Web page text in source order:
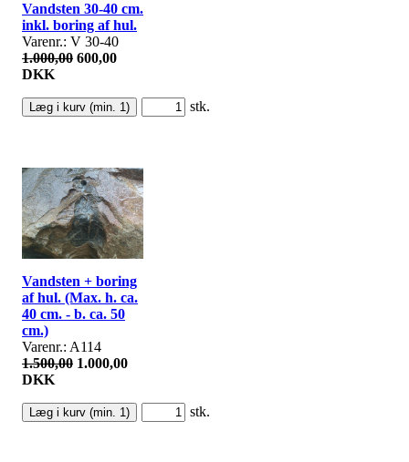
Vandsten 30-40 cm.
inkl. boring af hul.
Varenr.: V 30-40
1.000,00 600,00
DKK
stk.
Vandsten + boring
af hul. (Max. h. ca.
40 cm. - b. ca. 50
cm.)
Varenr.: A114
1.500,00 1.000,00
DKK
stk.